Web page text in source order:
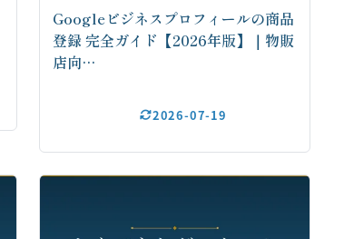
Googleビジネスプロフィールの商品
登録 完全ガイド【2026年版】｜物販
店向…
2026-07-19